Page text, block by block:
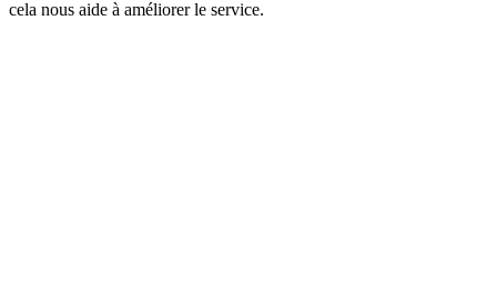
cela nous aide à améliorer le service.